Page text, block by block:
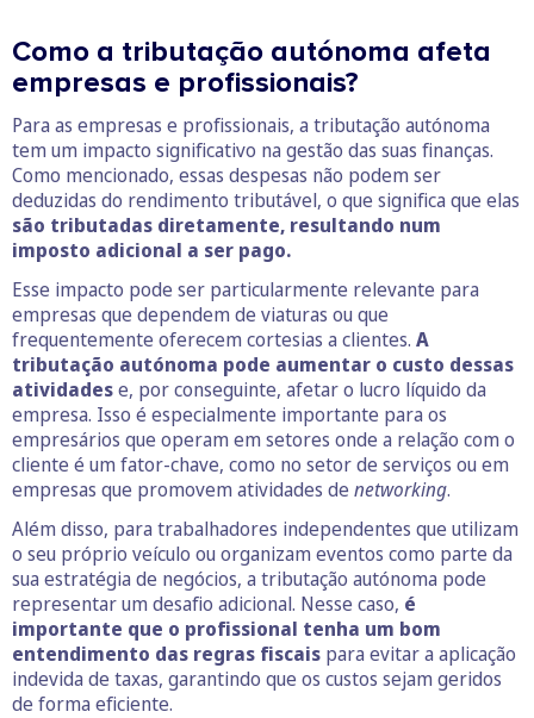
Como a tributação autónoma afeta
empresas e profissionais?
Para as empresas e profissionais, a tributação autónoma
tem um impacto significativo na gestão das suas finanças.
Como mencionado, essas despesas não podem ser
deduzidas do rendimento tributável, o que significa que elas
são tributadas diretamente, resultando num
imposto adicional a ser pago.
Esse impacto pode ser particularmente relevante para
empresas que dependem de viaturas ou que
frequentemente oferecem cortesias a clientes. A
tributação autónoma pode aumentar o custo dessas
atividadese, por conseguinte, afetar o lucro líquido da
empresa. Isso é especialmente importante para os
empresários que operam em setores onde a relação com o
cliente é um fator-chave, como no setor de serviços ou em
empresas que promovem atividades de networking.
Além disso, para trabalhadores independentes que utilizam
o seu próprio veículo ou organizam eventos como parte da
sua estratégia de negócios, a tributação autónoma pode
representar um desafio adicional. Nesse caso, é
importante que o profissional tenha um bom
entendimento das regras fiscais para evitar a aplicação
indevida de taxas, garantindo que os custos sejam geridos
de forma eficiente.